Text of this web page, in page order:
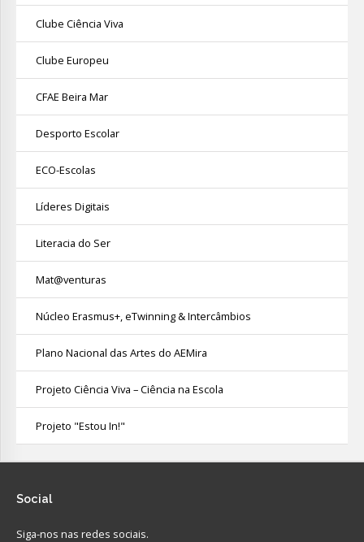
Clube Ciência Viva
Clube Europeu
CFAE Beira Mar
Desporto Escolar
ECO-Escolas
Líderes Digitais
Literacia do Ser
Mat@venturas
Núcleo Erasmus+, eTwinning & Intercâmbios
Plano Nacional das Artes do AEMira
Projeto Ciência Viva – Ciência na Escola
Projeto "Estou In!"
Social
Siga-nos nas redes sociais.